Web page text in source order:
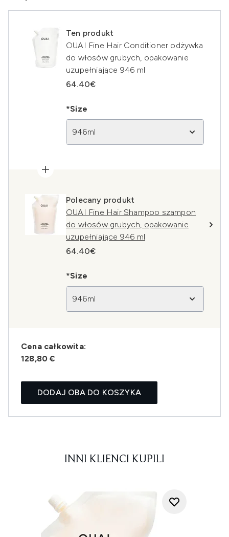
Ten produkt
OUAI Fine Hair Conditioner odżywka
do włosów grubych, opakowanie
uzupełniające 946 ml
64.40€
*Size
946ml
Polecany produkt
OUAI Fine Hair Shampoo szampon
do włosów grubych, opakowanie
uzupełniające 946 ml
64.40€
*Size
946ml
Cena całkowita:
128,80 €
DODAJ OBA DO KOSZYKA
INNI KLIENCI KUPILI